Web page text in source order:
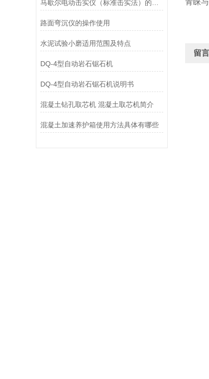
路面弯沉仪的操作使用
水泥试验小磨适用范围及特点
DQ-4型自动岩石锯石机
DQ-4型自动岩石锯石机说明书
混凝土钻孔取芯机 混凝土取芯机简介
混凝土加速养护箱使用方法具体有哪些
青睐与
留